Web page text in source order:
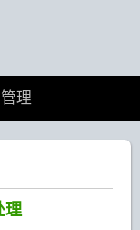
管理
理